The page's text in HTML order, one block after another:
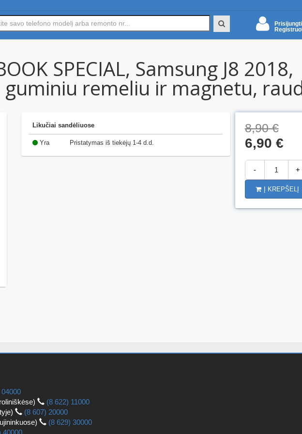
SPECIAL, Samsung J8 2018,
remeliu ir magnetu,
Likučiai sandėliuose
Yra Pristatymas iš tiekėjų 1-4 d.d.
8,90 €
6,90 €
- +
Į KREPŠELĮ
(8 622) 11000
(8 607) 20000
(8 629) 30000
40000